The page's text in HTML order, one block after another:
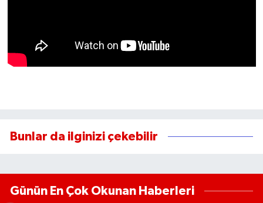
Bunlar da ilginizi çekebilir
Günün En Çok Okunan Haberleri